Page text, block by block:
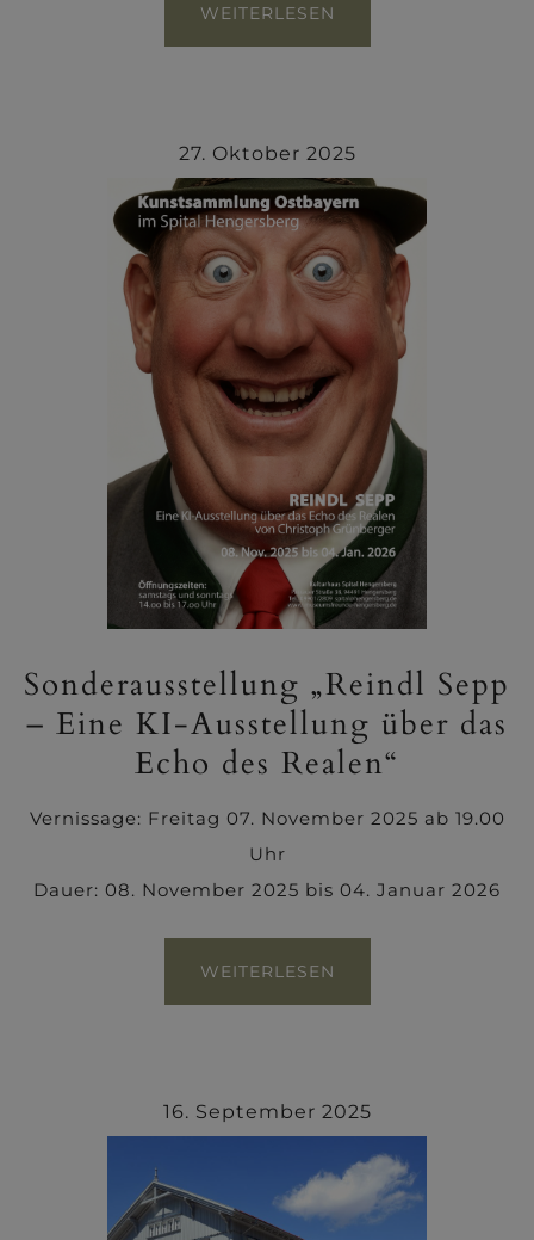
WEITERLESEN
27. Oktober 2025
Sonderausstellung „Reindl Sepp
– Eine KI-Ausstellung über das
Echo des Realen“
Vernissage: Freitag 07. November 2025 ab 19.00
Uhr
Dauer: 08. November 2025 bis 04. Januar 2026
WEITERLESEN
16. September 2025